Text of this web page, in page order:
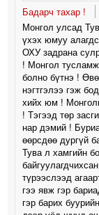
Бадарч тахар !
Монгол улсад
үхэх юмуу
ОХУ задрана
! Монгол
болно бүтнэ !
нэгтгэлээ гэж
хийх юм !
! Тэгээд төр
нар дэмий !
өөрсдөө дургүй
Тува л хамгийн
түрээслээд
гээ явж гэр
гэр барих